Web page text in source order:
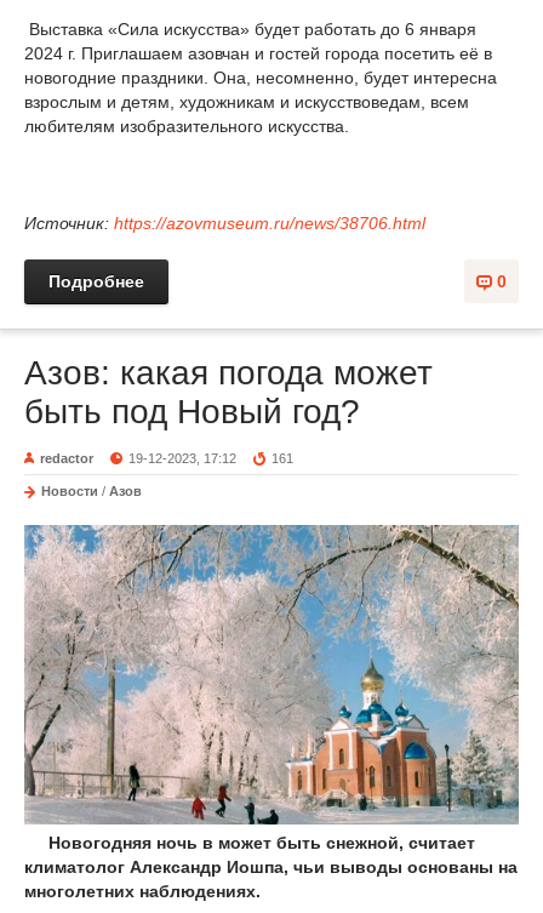
Выставка «Сила искусства» будет работать до 6 января
2024 г. Приглашаем азовчан и гостей города посетить её в
новогодние праздники. Она, несомненно, будет интересна
взрослым и детям, художникам и искусствоведам, всем
любителям изобразительного искусства.
Источник: https://azovmuseum.ru/news/38706.html
0
Подробнее
Азов: какая погода может
быть под Новый год?
redactor 19-12-2023, 17:12 161
Новости / Азов
Новогодняя ночь в может быть снежной, считает
климатолог Александр Иошпа, чьи выводы основаны на
многолетних наблюдениях.